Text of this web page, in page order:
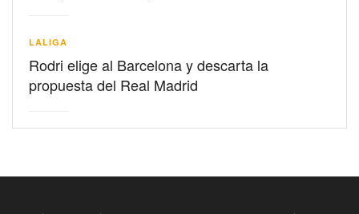
LALIGA
Rodri elige al Barcelona y descarta la
propuesta del Real Madrid